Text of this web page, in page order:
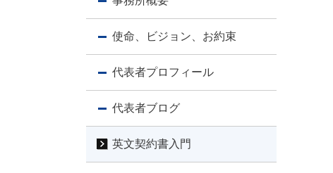
使命、ビジョン、お約束
代表者プロフィール
代表者ブログ
英文契約書入門